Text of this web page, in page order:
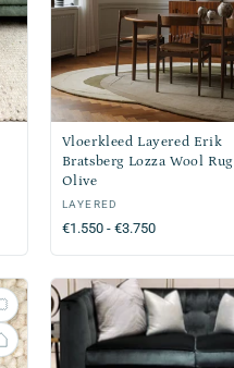
Vloerkleed Layered Erik
Bratsberg Lozza Wool Rug
Olive
Verkoper:
LAYERED
Normale
€1.550 - €3.750